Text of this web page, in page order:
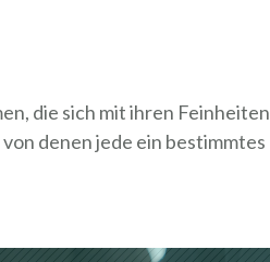
die sich mit ihren Feinheiten
denen jede ein bestimmtes